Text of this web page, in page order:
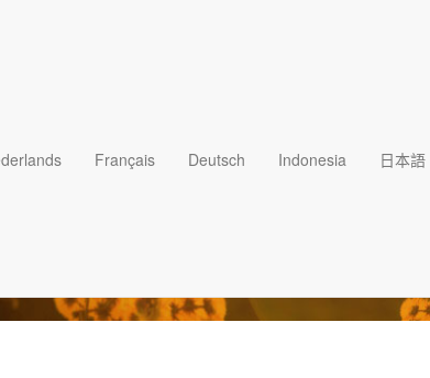
Français Deutsch Indonesia 日本語